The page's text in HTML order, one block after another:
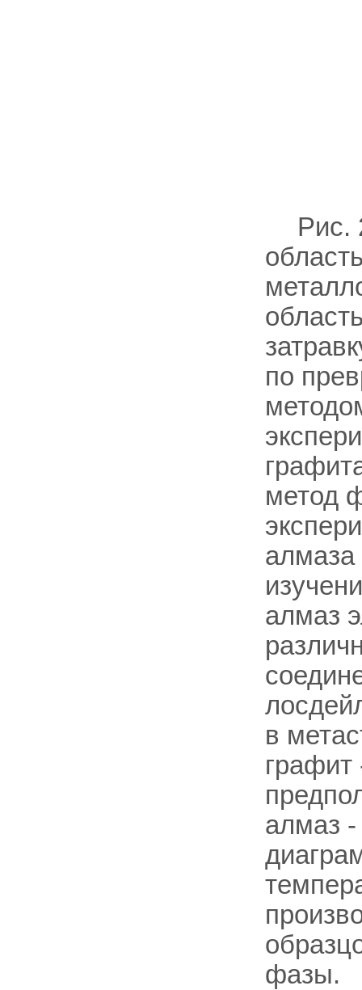
Рис.
по
метод
алмаза
алмаз
в
графит
алмаз -
фазы.